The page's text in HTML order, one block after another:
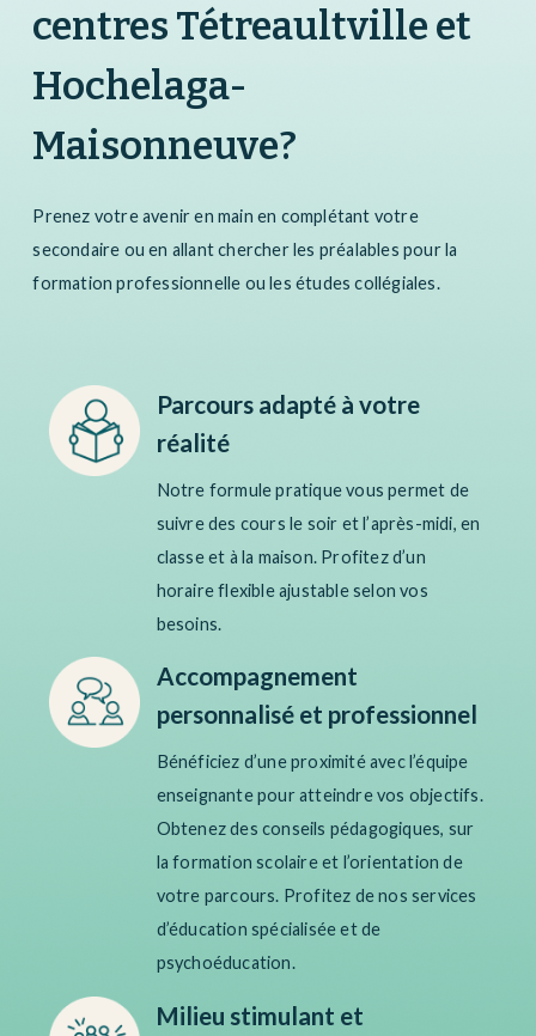
centres Tétreaultville et
Hochelaga-
Maisonneuve?
Prenez votre avenir en main en complétant votre
secondaire ou en allant chercher les préalables pour la
formation professionnelle ou les études collégiales.
Parcours adapté à votre
réalité
Notre formule pratique vous permet de
suivre des cours le soir et l’après-midi, en
classe et à la maison. Profitez d’un
horaire flexible ajustable selon vos
besoins.
Accompagnement
personnalisé et professionnel
Bénéficiez d’une proximité avec l’équipe
enseignante pour atteindre vos objectifs.
Obtenez des conseils pédagogiques, sur
la formation scolaire et l’orientation de
votre parcours. Profitez de nos services
d’éducation spécialisée et de
psychoéducation.
Milieu stimulant et